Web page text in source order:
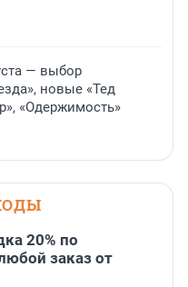
— выбор
новые «Тед
«Одержимость»
20% по
заказ от